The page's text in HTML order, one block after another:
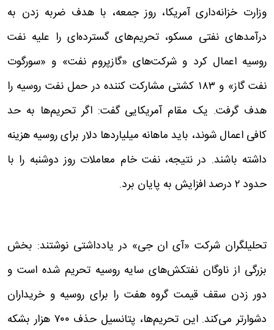
وزارت خزانه‌داری آمریکا، روز جمعه، با هدف ضربه زدن به
درآمدهای نفتی مسکو، تحریم‌های گسترده‌ای را علیه نفت
روسیه اعمال کرد و شرکت‌های «گازپروم نفت» و «سورگوت
نفت گاز» و ۱۸۳ کشتی مشارکت کننده در حمل نفت روسیه را
هدف گرفت. یک مقام آمریکایی گفت: اگر تحریم‌ها به حد
کافی اعمال شوند، باید ماهانه میلیاردها دلار برای روسیه هزینه
داشته باشند. در نتیجه، نفت خام معاملات روز دوشنبه را با
حدود ۲ درصد افزایش به پایان برد.
تحلیلگران شرکت «آی ان جی» در یادداشتی نوشتند: بخش
بزرگی از ناوگان نفتکش‌های سایه روسیه تحریم شده است و
دور زدن سقف قیمت گروه هفت را برای روسیه و خریداران
دشوارتر می‌کند. این تحریم‌ها، پتانسیل حذف ۷۰۰ هزار بشکه